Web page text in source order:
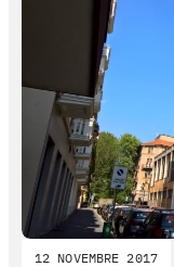
12 NOVEMBRE 2017